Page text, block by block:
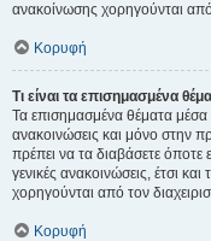
ανακοίνωσης χορηγούνται
Κορυφή
Τι είναι τα επισημασμένα
Τα επισημασμένα θέματα μέσα
ανακοινώσεις και μόνο στην
πρέπει να τα διαβάσετε όποτε
γενικές ανακοινώσεις, έτσι
χορηγούνται από τον
Κορυφή